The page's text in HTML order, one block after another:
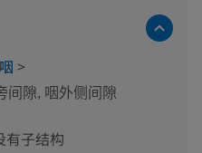
咽 >
间隙, 咽外侧间隙
有子结构